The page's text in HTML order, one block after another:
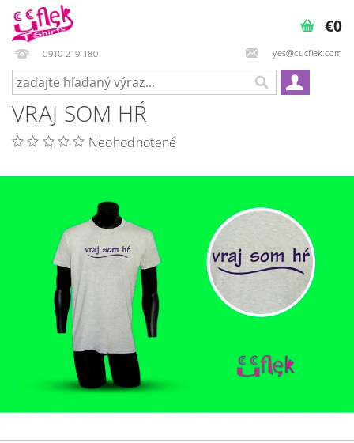
0910 219 180 yes@cucflek.com
€0
VRAJ SOM HŔ
Neohodnotené